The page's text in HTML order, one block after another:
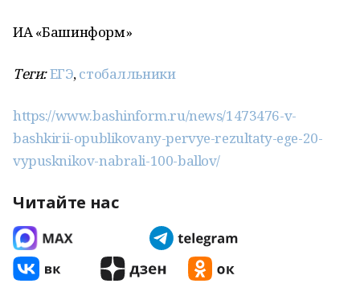
ИА «Башинформ»
Теги:ЕГЭ,стобалльники
https://www.bashinform.ru/news/1473476-v-
bashkirii-opublikovany-pervye-rezultaty-ege-20-
vypusknikov-nabrali-100-ballov/
Читайте нас